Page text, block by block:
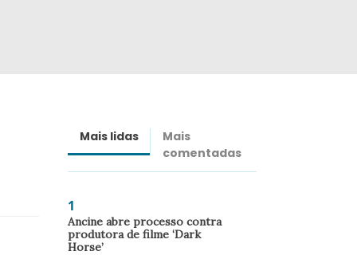
Mais lidas
Mais
comentadas
1
Ancine abre processo contra
produtora de filme ‘Dark
Horse’